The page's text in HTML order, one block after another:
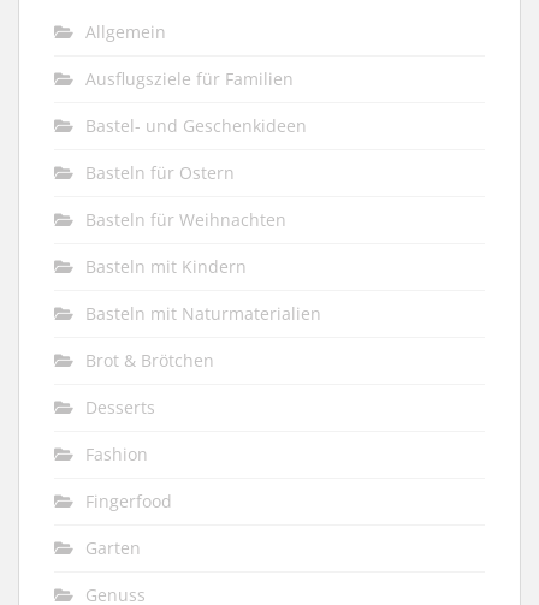
Allgemein
Ausflugsziele für Familien
Bastel- und Geschenkideen
Basteln für Ostern
Basteln für Weihnachten
Basteln mit Kindern
Basteln mit Naturmaterialien
Brot & Brötchen
Desserts
Fashion
Fingerfood
Garten
Genuss